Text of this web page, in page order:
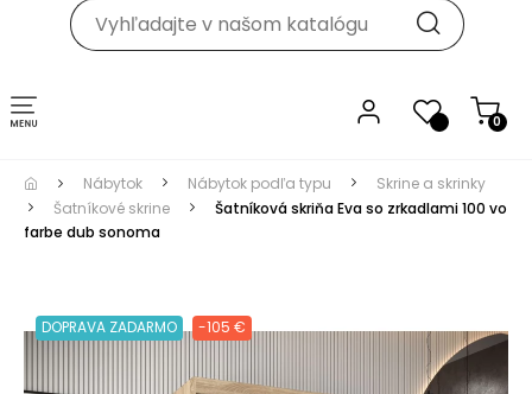
0
Toggle navigation
Nábytok Nábytok podľa typu
Skrine a skrinky
Šatníkové skrine
Šatníková skriňa Eva so zrkadlami 100 vo
farbe dub sonoma
DOPRAVA ZADARMO -105 €
Lepšia funkcia, obsah na mieru a